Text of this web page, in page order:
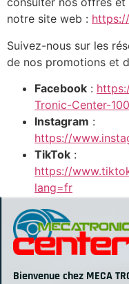
notre site web :
Suivez-nous sur les
de nos promotions et
Facebook :
Tronic-Center-
Instagram :
https://
TikTok :
https://
lang=fr
Bienvenue chez MECA